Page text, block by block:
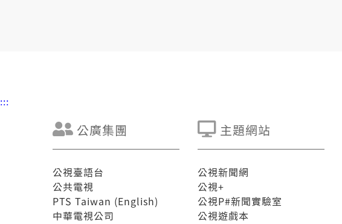
:::
公廣集團
公視臺語台
公共電視
PTS Taiwan (English)
中華電視公司
主題網站
公視新聞網
公視+
公視P#新聞實驗室
公視遊戲本